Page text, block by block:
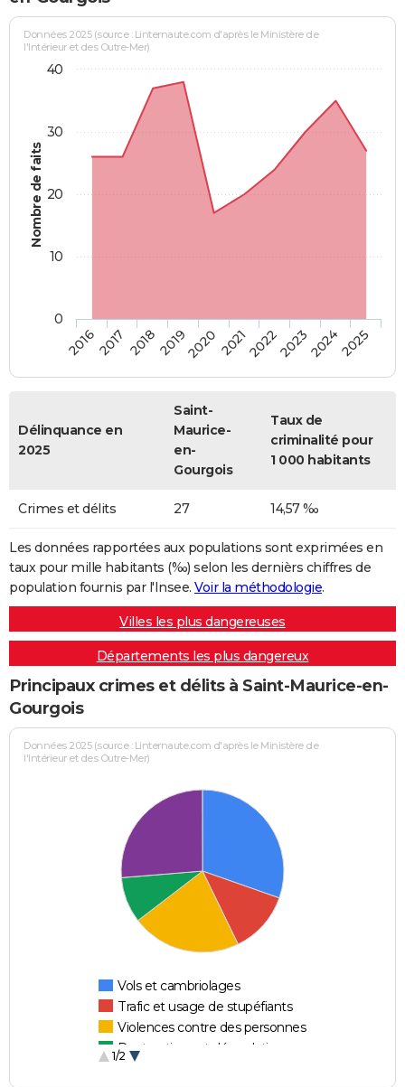
Nombre de faits
Données 2025 (source : Linternaute.com d'après le Ministère de
l'Intérieur et des Outre-Mer)
20162017 20182019202020212022202320242025
0
10
20
30
40
Délinquance en
2025
Saint-
Maurice-
en-
Gourgois
Taux de
criminalité pour
1 000 habitants
Crimes et délits 27 14,57 ‰
Les données rapportées aux populations sont exprimées en
taux pour mille habitants (‰) selon les dernièrs chiffres de
population fournis par l'Insee. Voir la méthodologie.
Villes les plus dangereuses
Départements les plus dangereux
Principaux crimes et délits à Saint-Maurice-en-
Gourgois
Données 2025 (source : Linternaute.com d'après le Ministère de
l'Intérieur et des Outre-Mer)
Vols et cambriolages
Trafic et usage de stupéfiants
Violences contre des personnes
Destructions et dégradations
1/2